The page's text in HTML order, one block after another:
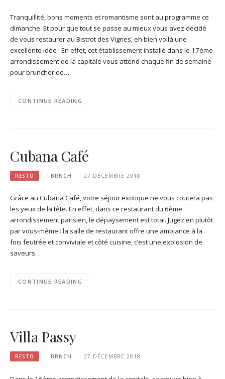
Tranquillité, bons moments et romantisme sont au programme ce
dimanche. Et pour que tout se passe au mieux vous avez décidé
de vous restaurer au Bistrot des Vignes, eh bien voilà une
excellente idée ! En effet, cet établissement installé dans le 17ème
arrondissement de la capitale vous attend chaque fin de semaine
pour bruncher de…
CONTINUE READING
Cubana Café
RESTO BRNCH 27 DÉCEMBRE 2018
Grâce au Cubana Café, votre séjour exotique ne vous coutera pas
les yeux de la tête. En effet, dans ce restaurant du 6ème
arrondissement parisien, le dépaysement est total. Jugez en plutôt
par vous-même : la salle de restaurant offre une ambiance à la
fois feutrée et conviviale et côté cuisine, c’est une explosion de
saveurs…
CONTINUE READING
Villa Passy
RESTO BRNCH 27 DÉCEMBRE 2018